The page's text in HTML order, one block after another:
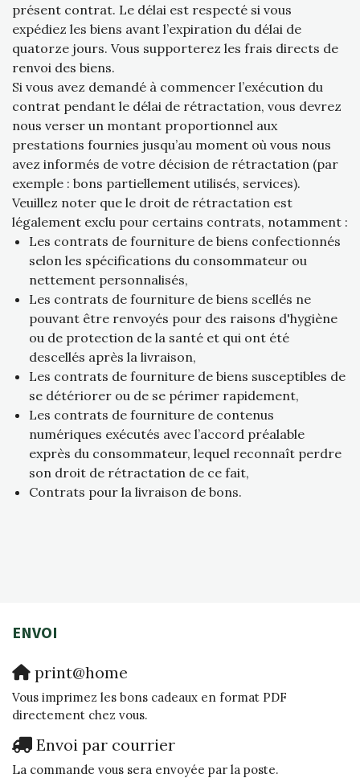
présent contrat. Le délai est respecté si vous
expédiez les biens avant l’expiration du délai de
quatorze jours. Vous supporterez les frais directs de
renvoi des biens.
Si vous avez demandé à commencer l’exécution du
contrat pendant le délai de rétractation, vous devrez
nous verser un montant proportionnel aux
prestations fournies jusqu’au moment où vous nous
avez informés de votre décision de rétractation (par
exemple : bons partiellement utilisés, services).
Veuillez noter que le droit de rétractation est
légalement exclu pour certains contrats, notamment :
Les contrats de fourniture de biens confectionnés
selon les spécifications du consommateur ou
nettement personnalisés,
Les contrats de fourniture de biens scellés ne
pouvant être renvoyés pour des raisons d'hygiène
ou de protection de la santé et qui ont été
descellés après la livraison,
Les contrats de fourniture de biens susceptibles de
se détériorer ou de se périmer rapidement,
Les contrats de fourniture de contenus
numériques exécutés avec l’accord préalable
exprès du consommateur, lequel reconnaît perdre
son droit de rétractation de ce fait,
Contrats pour la livraison de bons.
ENVOI
print@home
Vous imprimez les bons cadeaux en format PDF
directement chez vous.
Envoi par courrier
La commande vous sera envoyée par la poste.